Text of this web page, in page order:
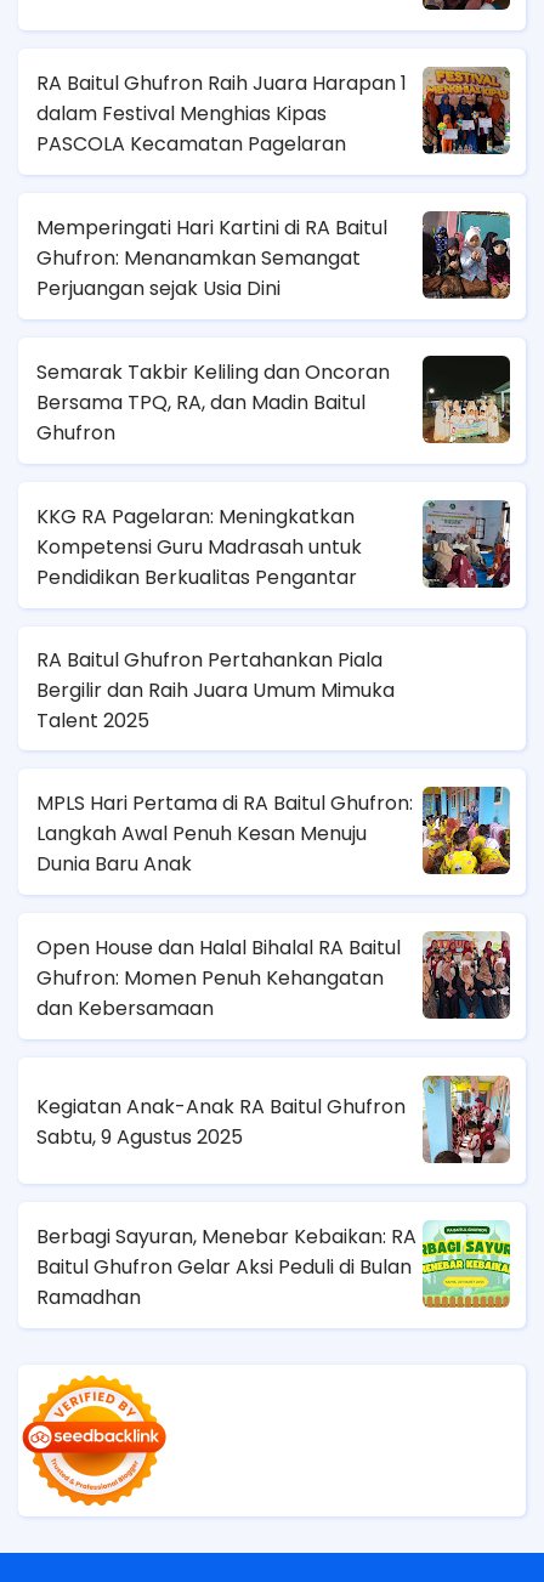
RA Baitul Ghufron Raih Juara Harapan 1
dalam Festival Menghias Kipas
PASCOLA Kecamatan Pagelaran
Memperingati Hari Kartini di RA Baitul
Ghufron: Menanamkan Semangat
Perjuangan sejak Usia Dini
Semarak Takbir Keliling dan Oncoran
Bersama TPQ, RA, dan Madin Baitul
Ghufron
KKG RA Pagelaran: Meningkatkan
Kompetensi Guru Madrasah untuk
Pendidikan Berkualitas Pengantar
RA Baitul Ghufron Pertahankan Piala
Bergilir dan Raih Juara Umum Mimuka
Talent 2025
MPLS Hari Pertama di RA Baitul Ghufron:
Langkah Awal Penuh Kesan Menuju
Dunia Baru Anak
Open House dan Halal Bihalal RA Baitul
Ghufron: Momen Penuh Kehangatan
dan Kebersamaan
Kegiatan Anak-Anak RA Baitul Ghufron
Sabtu, 9 Agustus 2025
Berbagi Sayuran, Menebar Kebaikan: RA
Baitul Ghufron Gelar Aksi Peduli di Bulan
Ramadhan